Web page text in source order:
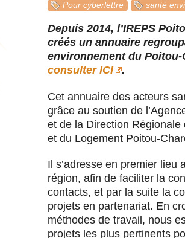
Pour cyberlettre santé
Depuis 2014, l’IREPS
créés un annuaire
environnement du
consulter ICI
.
Cet annuaire des acteurs
grâce au soutien de
et de la Direction Régionale
et du Logement Poitou-
Il s’adresse en premier lieu
région, afin de faciliter la
contacts, et par la suite la
projets en partenariat. En
méthodes de travail, nous
projets les plus pertinents